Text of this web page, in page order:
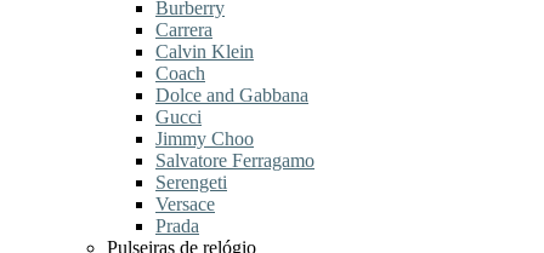
Burberry
Carrera
Calvin Klein
Coach
Dolce and Gabbana
Gucci
Jimmy Choo
Salvatore Ferragamo
Serengeti
Versace
Prada
Pulseiras de relógio